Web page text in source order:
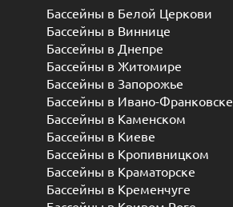
Бассейны в Белой Церкови
Бассейны в Виннице
Бассейны в Днепре
Бассейны в Житомире
Бассейны в Запорожье
Бассейны в Ивано-Франковске
Бассейны в Каменском
Бассейны в Киеве
Бассейны в Кропивницком
Бассейны в Краматорске
Бассейны в Кременчуге